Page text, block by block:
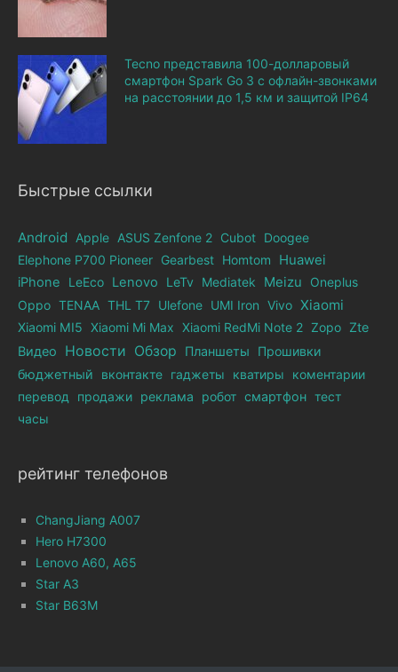
Tecno представила 100-долларовый
смартфон Spark Go 3 с офлайн-звонками
на расстоянии до 1,5 км и защитой IP64
Быстрые ссылки
Android Apple ASUS Zenfone 2 Cubot Doogee
Elephone Р700 Pioneer Gearbest Homtom
Huawei
iPhone
LeEco Lenovo LeTv Mediatek Meizu
Oneplus
Oppo TENAA THL T7 Ulefone UMI Iron Vivo Xiaomi
Xiaomi MI5 Xiaomi Mi Max Xiaomi RedMi Note 2 Zopo Zte
Видео Новости Обзор Планшеты
Прошивки
бюджетный
вконтакте гаджеты кватиры
коментарии
перевод
продажи реклама робот смартфон тест
часы
рейтинг телефонов
ChangJiang A007
Hero H7300
Lenovo A60, A65
Star A3
Star B63M